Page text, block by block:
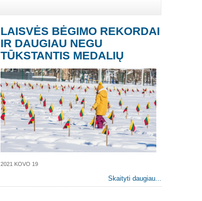
LAISVĖS BĖGIMO REKORDAI
IR DAUGIAU NEGU
TŪKSTANTIS MEDALIŲ
2021 KOVO 19
Skaityti daugiau...